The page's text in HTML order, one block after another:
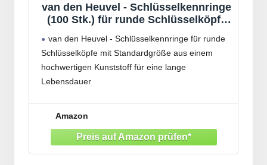
van den Heuvel - Schlüsselkennringe
(100 Stk.) für runde Schlüsselköpfe
Tastzeichen, Bunt gemischt
van den Heuvel - Schlüsselkennringe für runde
Schlüsselköpfe mit Standardgröße aus einem
hochwertigen Kunststoff für eine lange
Lebensdauer
Zuordnung
Diese Kennringe bestehen aus einem flexiblen
Amazon